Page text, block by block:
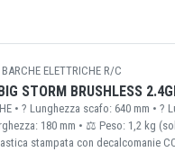
BARCHE ELETTRICHE R/C
STORM BRUSHLESS
• ? Lunghezza scafo: 640 mm • ?
180 mm • ⚖️ Peso: 1,2 kg
stampata con decalcomanie